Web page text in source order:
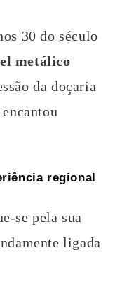
30 do século
metálico
da doçaria
regional
se pela sua
ligada